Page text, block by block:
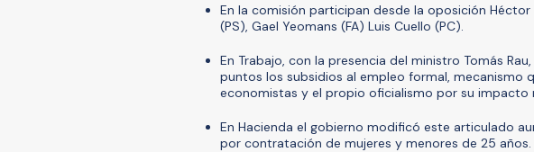
En la comisión participan desde la oposición Héctor
(PS), Gael Yeomans (FA) Luis Cuello (PC).
En Trabajo, con la presencia del ministro Tomás
puntos los subsidios al empleo formal, mecanismo
economistas y el propio oficialismo por su impacto
En Hacienda el gobierno modificó este articulado
por contratación de mujeres y menores de 25 años.